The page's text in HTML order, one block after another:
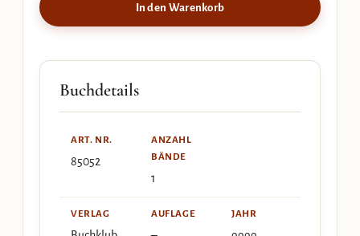
In den Warenkorb
Buchdetails
ART. NR.
85052
ANZAHL
BÄNDE
1
VERLAG AUFLAGE JAHR